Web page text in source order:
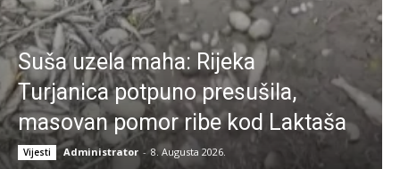
Suša uzela maha: Rijeka
Turjanica potpuno presušila,
masovan pomor ribe kod Laktaša
Vijesti Administrator - 8. Augusta 2026.